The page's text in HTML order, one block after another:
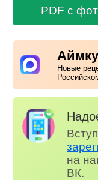
PDF с
Новые
на
ВК.